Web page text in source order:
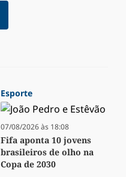
Esporte
07/08/2026 às 18:08
Fifa aponta 10 jovens
brasileiros de olho na
Copa de 2030